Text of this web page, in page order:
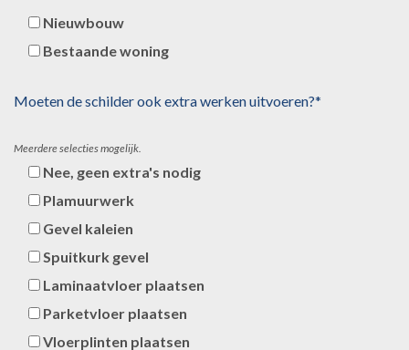
Nieuwbouw
Bestaande woning
Moeten de schilder ook extra werken uitvoeren?*
Meerdere selecties mogelijk.
Nee, geen extra's nodig
Plamuurwerk
Gevel kaleien
Spuitkurk gevel
Laminaatvloer plaatsen
Parketvloer plaatsen
Vloerplinten plaatsen